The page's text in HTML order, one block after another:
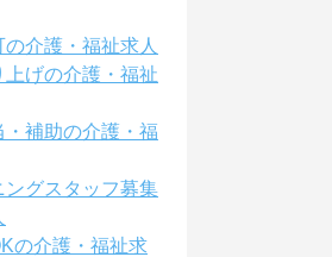
介護・福祉求人
げの介護・福祉
補助の介護・福
グスタッフ募集
の介護・福祉求